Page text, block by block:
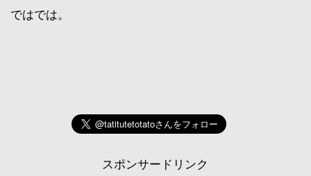
ではでは。
スポンサードリンク